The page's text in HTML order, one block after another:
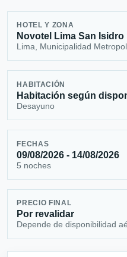
HOTEL Y ZONA
Novotel Lima San Isidro
Lima, Municipalidad
HABITACIÓN
Habitación según
Desayuno
FECHAS
09/08/2026 - 14/08/2026
5 noches
PRECIO FINAL
Por revalidar
Depende de disponibilidad